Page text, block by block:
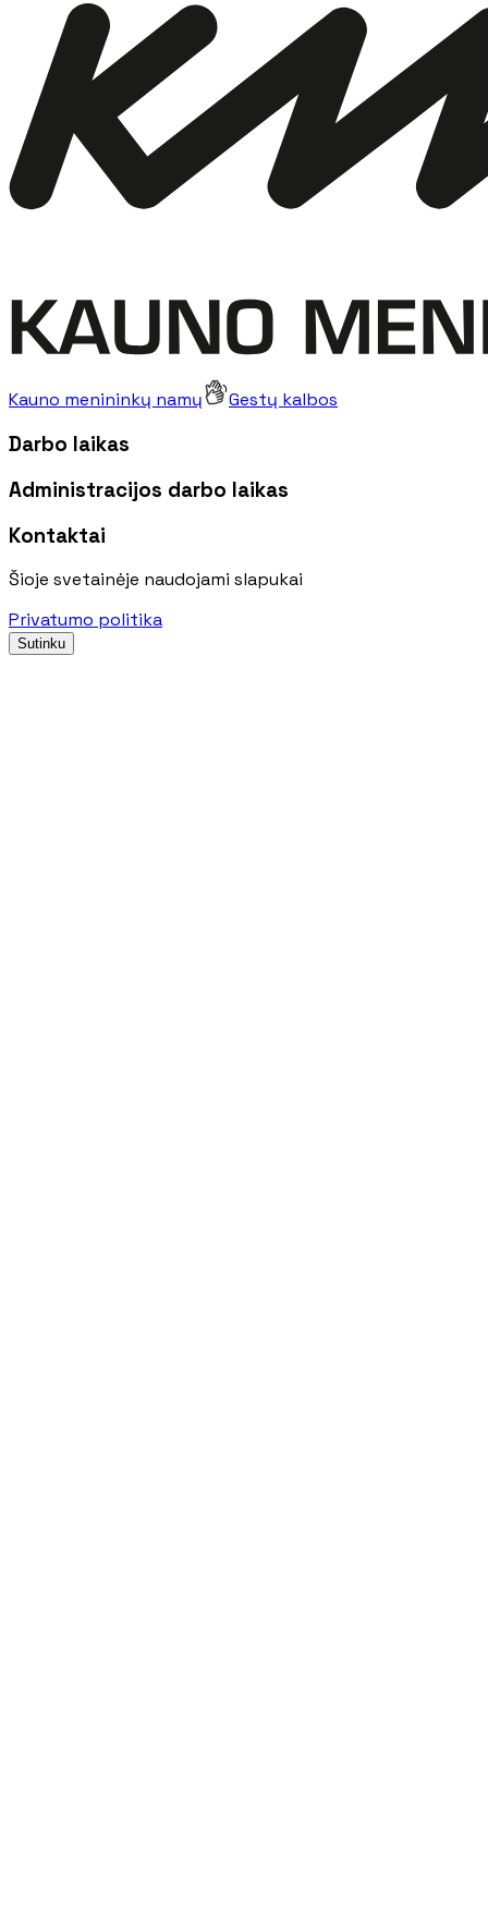
Kauno menininkų namų Gestų kalbos
Darbo laikas
Administracijos darbo laikas
Kontaktai
Šioje svetainėje naudojami slapukai
Privatumo politika
Sutinku